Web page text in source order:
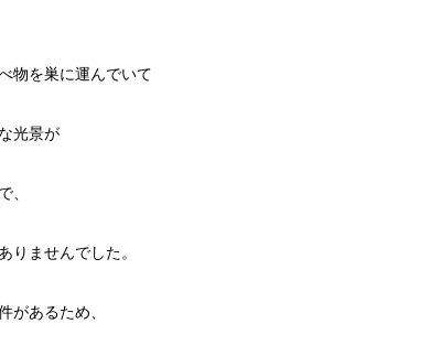
物を巣に運んでいて
光景が
、
りませんでした。
があるため、